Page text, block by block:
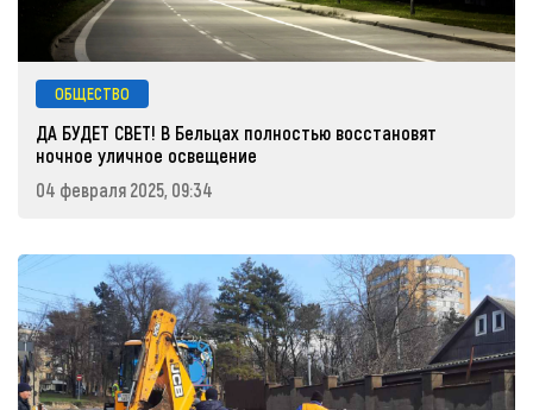
ОБЩЕСТВО
ДА БУДЕТ СВЕТ! В Бельцах полностью восстановят
ночное уличное освещение
04 февраля 2025, 09:34